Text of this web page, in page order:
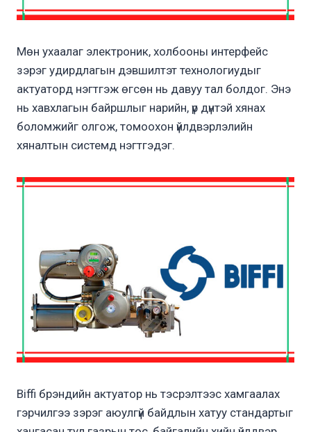
Мөн ухаалаг электроник, холбооны интерфейс
зэрэг удирдлагын дэвшилтэт технологиудыг
актуаторд нэгтгэж өгсөн нь давуу тал болдог. Энэ
нь хавхлагын байршлыг нарийн, үр дүнтэй хянах
боломжийг олгож, томоохон үйлдвэрлэлийн
хяналтын системд нэгтгэдэг.
Biffi брэндийн актуатор нь тэсрэлтээс хамгаалах
гэрчилгээ зэрэг аюулгүй байдлын хатуу стандартыг